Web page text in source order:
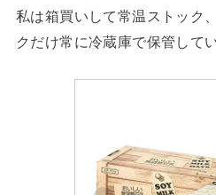
私は箱買いして常温ストック
クだけ常に冷蔵庫で保管して